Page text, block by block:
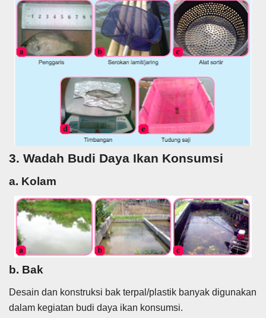
3. Wadah Budi Daya Ikan Konsumsi
a. Kolam
b. Bak
Desain dan konstruksi bak terpal/plastik banyak digunakan
dalam kegiatan budi daya ikan konsumsi.